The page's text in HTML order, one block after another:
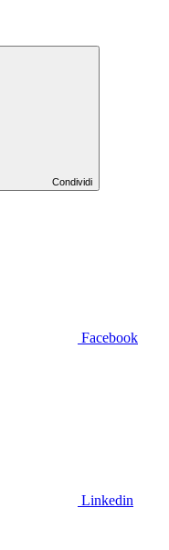
Condividi
Facebook
Linkedin